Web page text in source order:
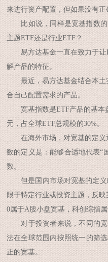
来进行资产配置，但如果没有
比如说，同样是宽基指数的
主题ETF还是行业ETF？
易方达基金一直在致力于让
解产品的特征。
最近，易方达基金结合本土
合自己配置需求的产品。
宽基指数是ETF产品的基本盘
元，占全球ETF总规模的30%。
在海外市场，对宽基的定义通
数的定义是：能够合适地代表“
数。
但是国内市场对宽基的定义
限于特定行业或投资主题，反
0属于A股小盘宽基，科创综指
对于投资者来说，不同的宽
法在全球范围内按照统一的筛
正的宽基。